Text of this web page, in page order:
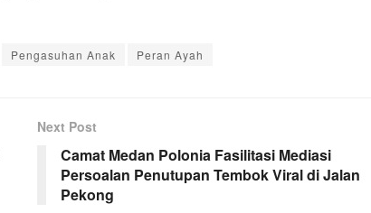
Pengasuhan Anak Peran Ayah
Next Post
Camat Medan Polonia Fasilitasi Mediasi
Persoalan Penutupan Tembok Viral di Jalan
Pekong